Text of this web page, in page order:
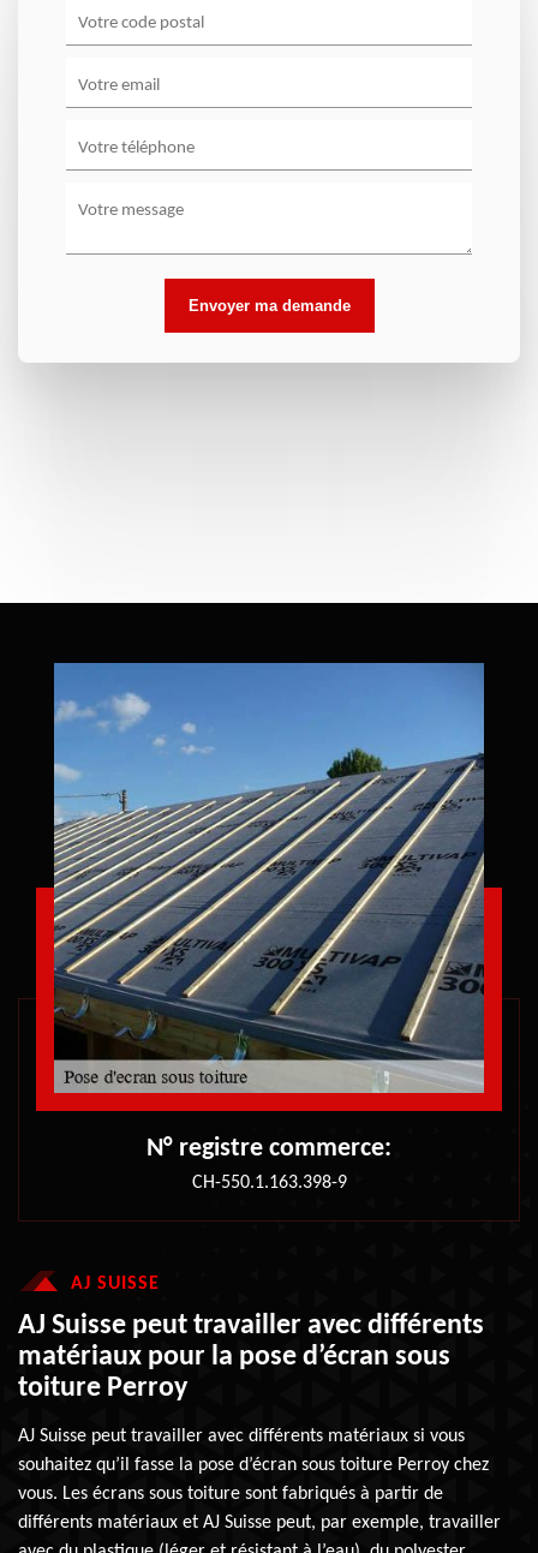
N° registre commerce:
CH-550.1.163.398-9
AJ SUISSE
AJ Suisse peut travailler avec différents
matériaux pour la pose d’écran sous
toiture Perroy
AJ Suisse peut travailler avec différents matériaux si vous
souhaitez qu’il fasse la pose d’écran sous toiture Perroy chez
vous. Les écrans sous toiture sont fabriqués à partir de
différents matériaux et AJ Suisse peut, par exemple, travailler